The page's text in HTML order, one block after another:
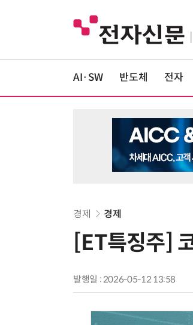
AI·SW 반도체 전자
경제 경제
[ET특징주]
발행일 : 2026-05-12 13:58